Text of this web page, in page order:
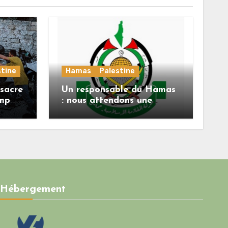
Hamas Palestine
Un responsable du Hamas
: nous attendons une
réponse officielle de
Mladenov concernant la
Hébergement